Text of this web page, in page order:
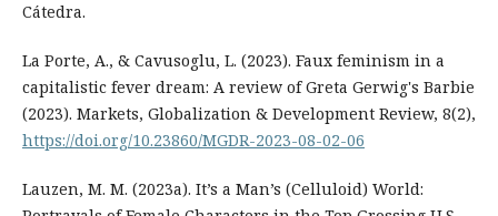
Cátedra.
La Porte, A., & Cavusoglu, L. (2023). Faux feminism in a
capitalistic fever dream: A review of Greta Gerwig's Barbie
(2023). Markets, Globalization & Development Review, 8(2),
https://doi.org/10.23860/MGDR-2023-08-02-06
Lauzen, M. M. (2023a). It’s a Man’s (Celluloid) World: